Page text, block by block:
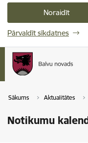
Noraidīt
Pārvaldīt sīkdatnes
Sākums Aktualitātes
Notikumu